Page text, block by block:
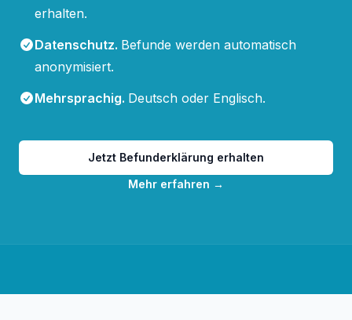
erhalten.
Datenschutz. Befunde werden automatisch
anonymisiert.
Mehrsprachig. Deutsch oder Englisch.
Jetzt Befunderklärung erhalten
Mehr erfahren →